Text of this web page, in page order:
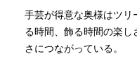
手芸が得意な奥様はツリ
る時間、飾る時間の楽し
さにつながっている。